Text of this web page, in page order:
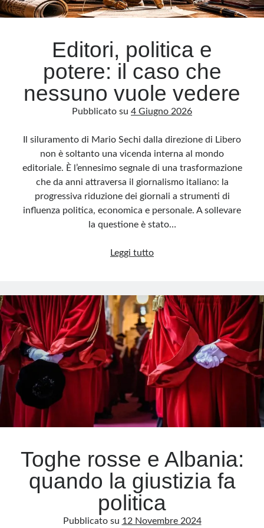
Archivio
Categorie
Questo blog non rappresenta una testata giornalistica, in quanto viene aggiornato
sensi della legge n· 62 del 7.03.2001. L’autore non è responsabile di quanto
pubblicato dai lettori nei commenti ai vari post. Saranno comunque cancellati quelli
ritenuti offensivi o lesivi dell’immagine o dell’onorabilità di terzi, di genere spam,
razzisti o che contengano dati personali non conformi al rispetto delle norme sulla
privacy. Alcune immagini inserite in questo blog sono tratte da Internet e, pertanto,
considerate di pubblico dominio. Qualora la loro pubblicazione violasse eventuali
diritti d’autore, vi invito a comunicarlo via e-mail a info[at]dinovalle.it e saranno
Meta
Accedi
Feed dei contenuti
Feed dei commenti
WordPress.org
Editori, politica e
potere: il caso che
nessuno vuole vedere
Pubblicato su 4 Giugno 2026
Il siluramento di Mario Sechi dalla direzione di Libero
non è soltanto una vicenda interna al mondo
editoriale. È l’ennesimo segnale di una trasformazione
che da anni attraversa il giornalismo italiano: la
progressiva riduzione dei giornali a strumenti di
influenza politica, economica e personale. A sollevare
la questione è stato…
Leggi tuttoEditori,
potere:
il
caso
che
nessuno
vuole
vedere
Toghe rosse e Albania:
quando la giustizia fa
politica
Pubblicato su 12 Novembre 2024